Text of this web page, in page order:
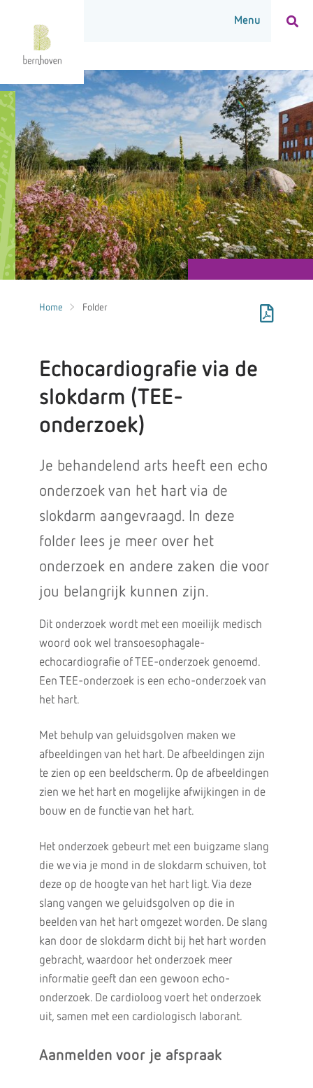
Home Folder
Echocardiografie via de
slokdarm (TEE-
onderzoek)
Je behandelend arts heeft een echo
onderzoek van het hart via de
slokdarm aangevraagd. In deze
folder lees je meer over het
onderzoek en andere zaken die voor
jou belangrijk kunnen zijn.
Dit onderzoek wordt met een moeilijk medisch
woord ook wel transoesophagale-
echocardiografie of TEE-onderzoek genoemd.
Een TEE-onderzoek is een echo-onderzoek van
het hart.
Met behulp van geluidsgolven maken we
afbeeldingen van het hart. De afbeeldingen zijn
te zien op een beeldscherm. Op de afbeeldingen
zien we het hart en mogelijke afwijkingen in de
bouw en de functie van het hart.
Het onderzoek gebeurt met een buigzame slang
die we via je mond in de slokdarm schuiven, tot
deze op de hoogte van het hart ligt. Via deze
slang vangen we geluidsgolven op die in
beelden van het hart omgezet worden. De slang
kan door de slokdarm dicht bij het hart worden
gebracht, waardoor het onderzoek meer
informatie geeft dan een gewoon echo-
onderzoek. De cardioloog voert het onderzoek
uit, samen met een cardiologisch laborant.
Aanmelden voor je afspraak